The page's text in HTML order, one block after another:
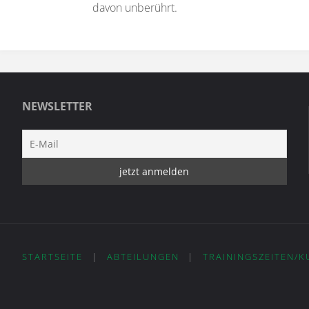
davon unberührt.
NEWSLETTER
STARTSEITE | ABTEILUNGEN | TRAININGSZEITEN/